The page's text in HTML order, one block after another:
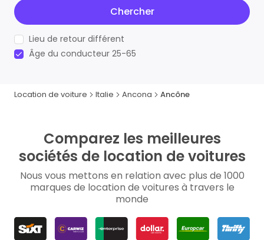
Chercher
Lieu de retour différent
Âge du conducteur 25-65
Location de voiture Italie Ancona Ancône
Comparez les meilleures
sociétés de location de voitures
Nous vous mettons en relation avec plus de 1000
marques de location de voitures à travers le
monde